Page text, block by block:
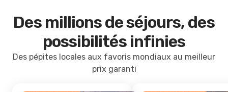
Des millions de séjours, des
possibilités infinies
Des pépites locales aux favoris mondiaux au meilleur
prix garanti